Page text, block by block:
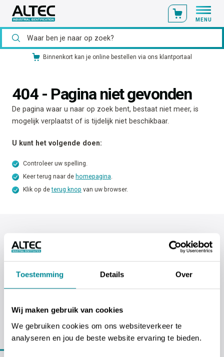
Toestemming Details Over
Wij maken gebruik van cookies
We gebruiken cookies om ons websiteverkeer te
analyseren en jou de beste website ervaring te bieden.
MENU
Binnenkort kan je online bestellen via ons klantportaal
404 - Pagina niet gevonden
De pagina waar u naar op zoek bent, bestaat niet meer, is
mogelijk verplaatst of is tijdelijk niet beschikbaar.
U kunt het volgende doen:
Controleer uw spelling.
Keer terug naar de homepagina.
Klik op deterug knop van uw browser.
Erasmuslaan 11 - 1804 Eppegem - Cargovil